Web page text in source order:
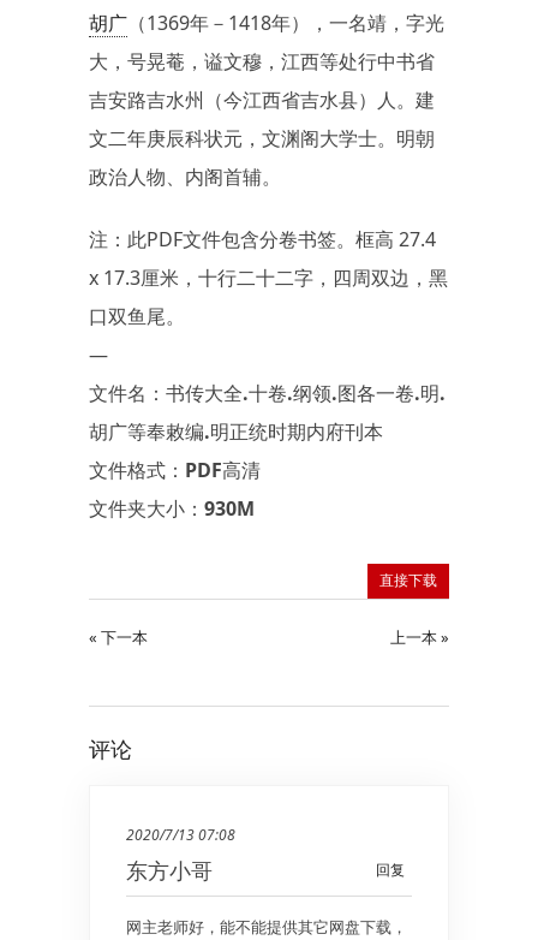
胡广 （1369年－1418年），一名靖，字光
大，号晃菴，谥文穆，江西等处行中书省
吉安路吉水州（今江西省吉水县）人。建
文二年庚辰科状元，文渊阁大学士。明朝
政治人物、内阁首辅。
注：此PDF文件包含分卷书签。框高 27.4
x 17.3厘米，十行二十二字，四周双边，黑
口双鱼尾。
—
文件名：书传大全.十卷.纲领.图各一卷.明.
胡广等奉敕编.明正统时期内府刊本
文件格式：PDF高清
文件夹大小：930M
直接下载
« 下一本 上一本 »
评论
2020/7/13 07:08
回复
东方小哥
网主老师好，能不能提供其它网盘下载，